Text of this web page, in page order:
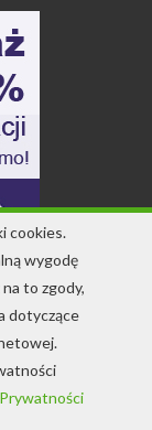
cookies.
wygodę
to zgody,
dotyczące